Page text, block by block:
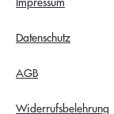
Datenschutz
AGB
Widerrufsbelehrung